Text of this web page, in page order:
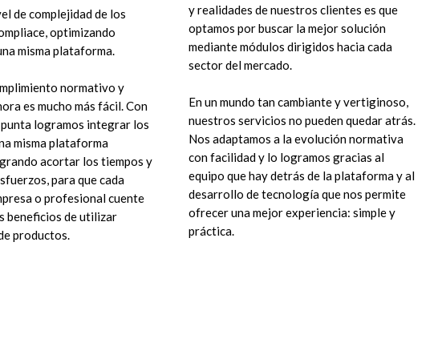
de complejidad de los
optimizando
misma plataforma.
normativo y
es mucho más fácil. Con
logramos integrar los
misma plataforma
acortar los tiempos y
para que cada
o profesional cuente
beneficios de utilizar
productos.
y realidades de nuestros clientes es que
optamos por buscar la mejor solución
mediante módulos dirigidos hacia cada
sector del mercado.
En un mundo tan cambiante y vertiginoso,
nuestros servicios no pueden quedar atrás.
Nos adaptamos a la evolución normativa
con facilidad y lo logramos gracias al
equipo que hay detrás de la plataforma y al
desarrollo de tecnología que nos permite
ofrecer una mejor experiencia: simple y
práctica.